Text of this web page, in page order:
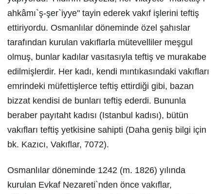
ahkâmı`ş-şer`iyye" tayin ederek vakıf işlerini teftiş
ettiriyordu. Osmanlılar döneminde özel şahıslar
tarafından kurulan vakıflarla mütevelliler meşgul
olmuş, bunlar kadılar vasıtasıyla teftiş ve murakabe
edilmişlerdir. Her kadı, kendi mıntıkasındaki vakıfları
emrindeki müfettişlerce teftiş ettirdiği gibi, bazan
bizzat kendisi de bunları teftiş ederdi. Bununla
beraber payıtaht kadısı (Istanbul kadısı), bütün
vakıfları teftiş yetkisine sahipti (Daha geniş bilgi için
bk. Kazıcı, Vakıflar, 7072).
Osmanlılar döneminde 1242 (m. 1826) yılında
kurulan Evkaf Nezareti`nden önce vakıflar,